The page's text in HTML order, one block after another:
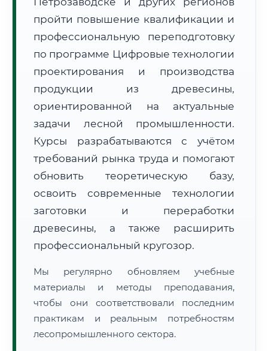
Расчет логистики оригиналов:
• Экспресс-доставка СДЭК / Почтой:
4–6 рабочих дней
📜 Документы и аккредитация ФИС ФРДО
🔍Нажмите на документ для увеличения и просмотра
пройти повышение квалификации и
профессиональную переподготовку
по программе Цифровые технологии
проектирования и производства
продукции из древесины,
ориентированной на актуальные
задачи лесной промышленности.
Курсы разрабатываются с учётом
требований рынка труда и помогают
обновить теоретическую базу,
освоить современные технологии
заготовки и переработки
древесины, а также расширить
профессиональный кругозор.
Мы регулярно обновляем учебные
материалы и методы преподавания,
чтобы они соответствовали последним
практикам и реальным потребностям
лесопромышленного сектора.